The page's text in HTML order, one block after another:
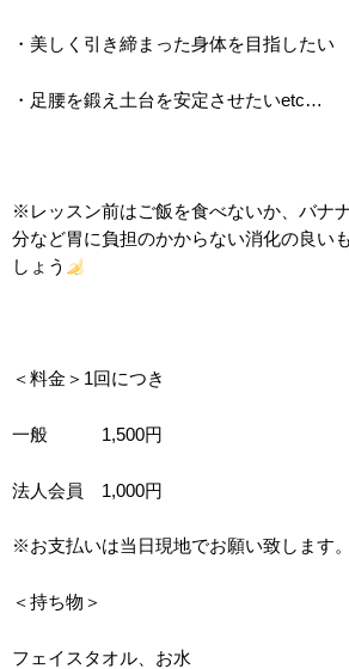
・美しく引き締まった身体を目指したい
・足腰を鍛え土台を安定させたいetc…
※レッスン前はご飯を食べないか、バナ
分など胃に負担のかからない消化の良い
しょう
＜料金＞1回につき
一般 1,500円
法人会員 1,000円
※お支払いは当日現地でお願い致します。
＜持ち物＞
フェイスタオル、お水